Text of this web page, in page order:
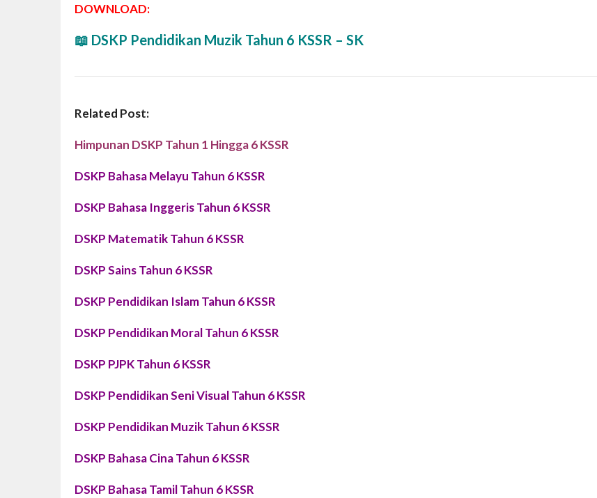
DOWNLOAD:
📖 DSKP Pendidikan Muzik Tahun 6 KSSR – SK
Related Post:
Himpunan DSKP Tahun 1 Hingga 6 KSSR
DSKP Bahasa Melayu Tahun 6 KSSR
DSKP Bahasa Inggeris Tahun 6 KSSR
DSKP Matematik Tahun 6 KSSR
DSKPSainsTahun 6 KSSR
DSKP Pendidikan Islam Tahun 6 KSSR
DSKP Pendidikan Moral Tahun 6 KSSR
DSKP PJPK Tahun 6 KSSR
DSKP Pendidikan Seni Visual Tahun 6 KSSR
DSKP Pendidikan Muzik Tahun 6 KSSR
DSKP Bahasa Cina Tahun 6 KSSR
DSKP Bahasa Tamil Tahun 6 KSSR